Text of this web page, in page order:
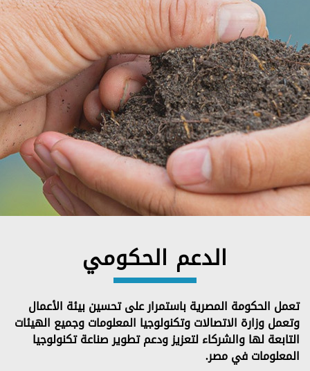
الدعم الحكومي
تعمل الحكومة المصرية باستمرار على تحسين بيئة الأعمال
وتعمل وزارة الاتصالات وتكنولوجيا المعلومات وجميع الهيئات
التابعة لها والشركاء لتعزيز ودعم تطوير صناعة تكنولوجيا
المعلومات في مصر.